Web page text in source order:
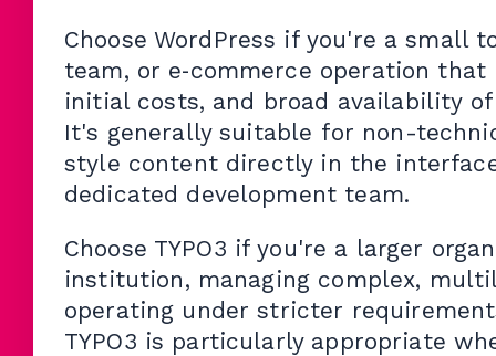
Choose WordPress if you're a small
team, or e‑commerce operation
initial costs, and broad availability
It's generally suitable for non-
style content directly in the
dedicated development team.
Choose TYPO3 if you're a larger
institution, managing complex,
operating under stricter
TYPO3 is particularly appropriate